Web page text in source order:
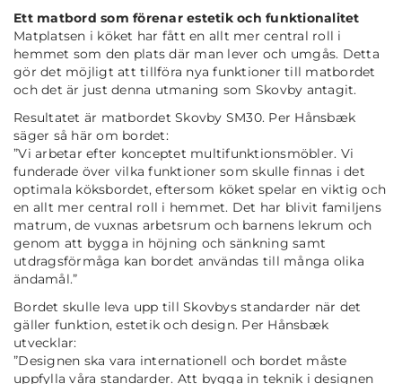
Ett matbord som förenar estetik och funktionalitet
Matplatsen i köket har fått en allt mer central roll i
hemmet som den plats där man lever och umgås. Detta
gör det möjligt att tillföra nya funktioner till matbordet
och det är just denna utmaning som Skovby antagit.
Resultatet är matbordet Skovby SM30. Per Hånsbæk
säger så här om bordet:
”Vi arbetar efter konceptet multifunktionsmöbler. Vi
funderade över vilka funktioner som skulle finnas i det
optimala köksbordet, eftersom köket spelar en viktig och
en allt mer central roll i hemmet. Det har blivit familjens
matrum, de vuxnas arbetsrum och barnens lekrum och
genom att bygga in höjning och sänkning samt
utdragsförmåga kan bordet användas till många olika
ändamål.”
Bordet skulle leva upp till Skovbys standarder när det
gäller funktion, estetik och design. Per Hånsbæk
utvecklar:
”Designen ska vara internationell och bordet måste
uppfylla våra standarder. Att bygga in teknik i designen